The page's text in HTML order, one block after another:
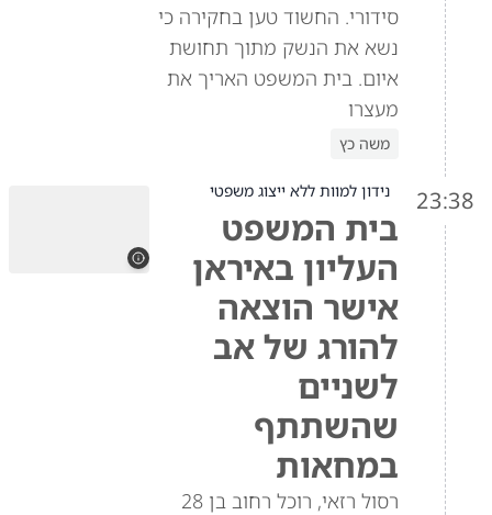
סידורי. החשוד טען בחקירה כי
נשא את הנשק מתוך תחושת
איום. בית המשפט האריך את
מעצרו
משה כץ
23:38 נידון למוות ללא ייצוג משפטי
בית המשפט
העליון באיראן
אישר הוצאה
להורג של אב
לשניים
שהשתתף
במחאות
רסול רזאי, רוכל רחוב בן 28